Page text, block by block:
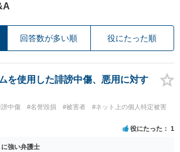
回答数が多い順 役にたった順
を使用した誹謗中傷、悪用に対す
謗中傷 #名誉毀損 #被害者
#ネット上の個人特定被害
役にたった 1
強い弁護士